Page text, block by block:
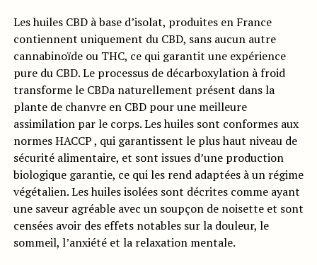
Les huiles CBD à base d’isolat, produites en France
contiennent uniquement du CBD, sans aucun autre
cannabinoïde ou THC, ce qui garantit une expérience
pure du CBD. Le processus de décarboxylation à froid
transforme le CBDa naturellement présent dans la
plante de chanvre en CBD pour une meilleure
assimilation par le corps. Les huiles sont conformes aux
normes HACCP , qui garantissent le plus haut niveau de
sécurité alimentaire, et sont issues d’une production
biologique garantie, ce qui les rend adaptées à un régime
végétalien. Les huiles isolées sont décrites comme ayant
une saveur agréable avec un soupçon de noisette et sont
censées avoir des effets notables sur la douleur, le
sommeil, l’anxiété et la relaxation mentale.